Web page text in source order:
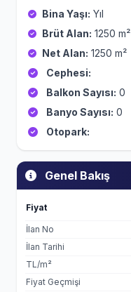
Genel Bakış
Fiyat
İlan No
İlan Tarihi
TL/m²
Fiyat Geçmişi
Bina Yaşı: Yıl
Brüt Alan: 1250 m²
Net Alan: 1250 m²
Cephesi:
Balkon Sayısı: 0
Banyo Sayısı: 0
Otopark: